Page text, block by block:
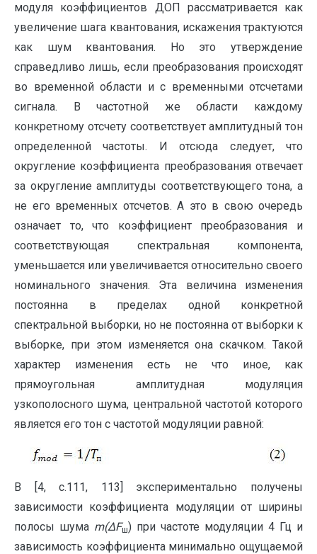
модуля коэффициентов ДОП рассматривается как
увеличение шага квантования, искажения трактуются
как шум квантования. Но это утверждение
справедливо лишь, если преобразования происходят
во временной области и с временными отсчетами
сигнала. В частотной же области каждому
конкретному отсчету соответствует амплитудный тон
определенной частоты. И отсюда следует, что
округление коэффициента преобразования отвечает
за округление амплитуды соответствующего тона, а
не его временных отсчетов. А это в свою очередь
означает то, что коэффициент преобразования и
соответствующая спектральная компонента,
уменьшается или увеличивается относительно своего
номинального значения. Эта величина изменения
постоянна в пределах одной конкретной
спектральной выборки, но не постоянна от выборки к
выборке, при этом изменяется она скачком. Такой
характер изменения есть не что иное, как
прямоугольная амплитудная модуляция
узкополосного шума, центральной частотой которого
является его тон с частотой модуляции равной:
В [4, с.111, 113] экспериментально получены
зависимости коэффициента модуляции от ширины
полосы шума m(∆Fш) при частоте модуляции 4 Гц и
зависимость коэффициента минимально ощущаемой